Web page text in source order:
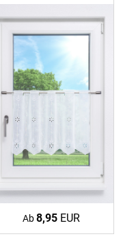
Ab8,95 EUR